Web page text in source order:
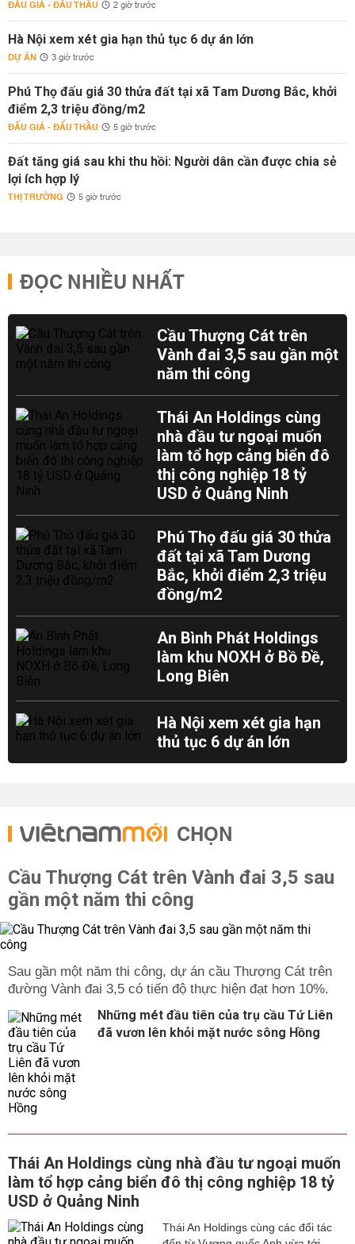
ĐẤU GIÁ - ĐẤU THẦU 2 giờ trước
Hà Nội xem xét gia hạn thủ tục 6 dự án lớn
DỰ ÁN 3 giờ trước
Phú Thọ đấu giá 30 thửa đất tại xã Tam Dương Bắc, khởi
điểm 2,3 triệu đồng/m2
ĐẤU GIÁ - ĐẤU THẦU 5 giờ trước
Đất tăng giá sau khi thu hồi: Người dân cần được chia sẻ
lợi ích hợp lý
THỊ TRƯỜNG 5 giờ trước
ĐỌC NHIỀU NHẤT
Cầu Thượng Cát trên
Vành đai 3,5 sau gần một
năm thi công
Thái An Holdings cùng
nhà đầu tư ngoại muốn
làm tổ hợp cảng biển đô
thị công nghiệp 18 tỷ
USD ở Quảng Ninh
Phú Thọ đấu giá 30 thửa
đất tại xã Tam Dương
Bắc, khởi điểm 2,3 triệu
đồng/m2
An Bình Phát Holdings
làm khu NOXH ở Bồ Đề,
Long Biên
Hà Nội xem xét gia hạn
thủ tục 6 dự án lớn
CHỌN
Cầu Thượng Cát trên Vành đai 3,5 sau
gần một năm thi công
Sau gần một năm thi công, dự án cầu Thượng Cát trên
đường Vành đai 3,5 có tiến độ thực hiện đạt hơn 10%.
Những mét đầu tiên của trụ cầu Tứ Liên
đã vươn lên khỏi mặt nước sông Hồng
Thái An Holdings cùng nhà đầu tư ngoại muốn
làm tổ hợp cảng biển đô thị công nghiệp 18 tỷ
USD ở Quảng Ninh
Thái An Holdings cùng các đối tác